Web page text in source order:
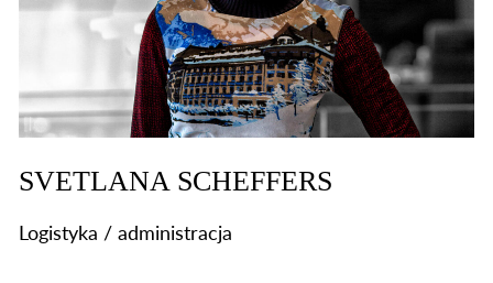
SVETLANA SCHEFFERS
Logistyka / administracja